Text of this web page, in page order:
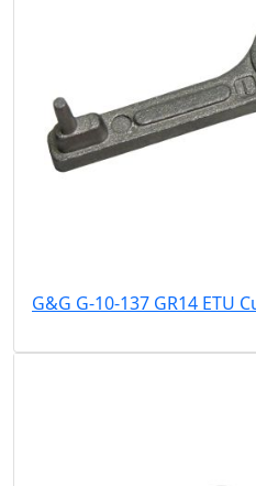
G&G G-10-137 GR14 ETU